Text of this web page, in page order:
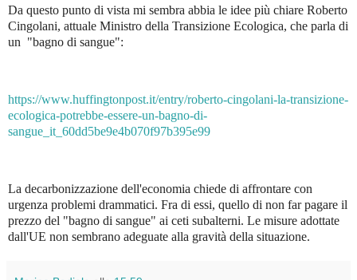
Da questo punto di vista mi sembra abbia le idee più chiare Roberto
Cingolani, attuale Ministro della Transizione Ecologica, che parla di
un "bagno di sangue":
https://www.huffingtonpost.it/entry/roberto-cingolani-la-transizione-
ecologica-potrebbe-essere-un-bagno-di-
sangue_it_60dd5be9e4b070f97b395e99
La decarbonizzazione dell'economia chiede di affrontare con
urgenza problemi drammatici. Fra di essi, quello di non far pagare il
prezzo del "bagno di sangue" ai ceti subalterni. Le misure adottate
dall'UE non sembrano adeguate alla gravità della situazione.